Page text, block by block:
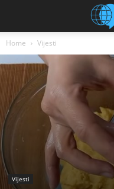
Home Vijesti
Vijesti